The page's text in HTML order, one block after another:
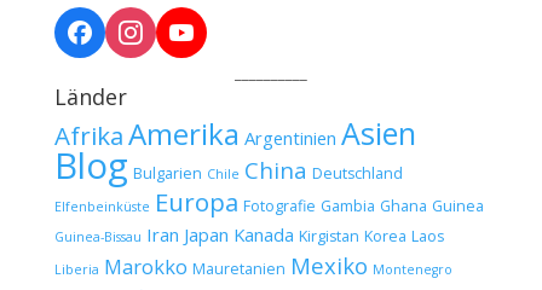
Länder
AfrikaAmerika Argentinien Asien
Blog Bulgarien Chile China Deutschland
Elfenbeinküste Europa Fotografie Gambia Ghana Guinea
Guinea-Bissau Iran Japan Kanada Kirgistan Korea Laos
Liberia Marokko Mauretanien Mexiko Montenegro